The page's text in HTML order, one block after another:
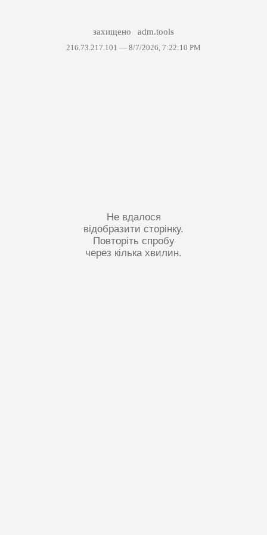
захищено adm.tools
216.73.217.101 — 8/7/2026, 7:22:10 PM
Не вдалося
відобразити сторінку.
Повторіть спробу
через кілька хвилин.